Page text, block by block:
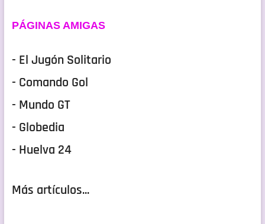
PÁGINAS AMIGAS
- El Jugón Solitario
- Comando Gol
- Mundo GT
- Globedia
- Huelva 24
Más artículos...